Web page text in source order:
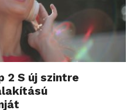
2 S új szintre